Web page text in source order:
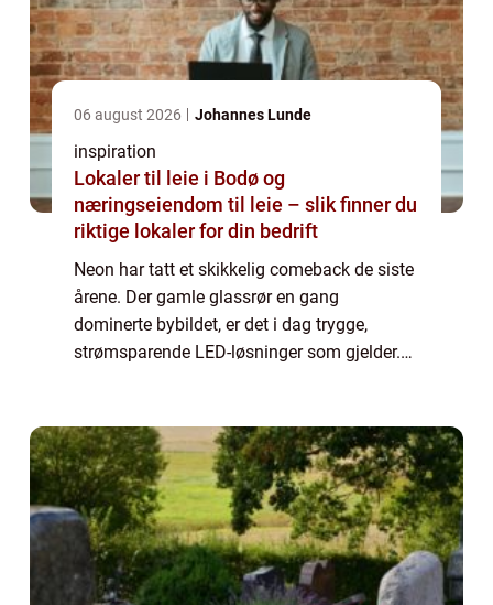
06 august 2026 Johannes Lunde
inspiration
Lokaler til leie i Bodø og
næringseiendom til leie – slik finner du
riktige lokaler for din bedrift
Neon har tatt et skikkelig comeback de siste
årene. Der gamle glassrør en gang
dominerte bybildet, er det i dag trygge,
strømsparende LED-løsninger som gjelder.